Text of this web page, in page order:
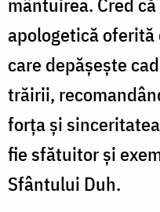
apologetică
care depășește
trăirii,
forța și
fie sfătuitor și
Sfântului Duh.